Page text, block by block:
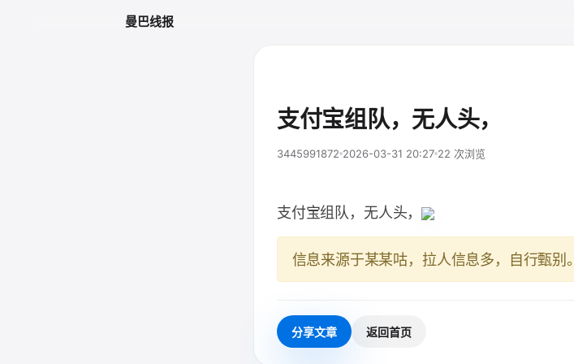
曼巴线报
支付宝组队，无人头，
3445991872 2026-03-31 20:27 22 次浏览
支付宝组队，无人头，
信息来源于某某咕，拉人信息多，自行甄别。
分享文章 返回首页